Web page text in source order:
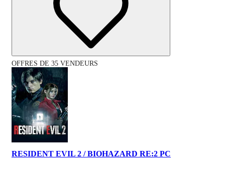
OFFRES DE 35 VENDEURS
RESIDENT EVIL 2 / BIOHAZARD RE:2 PC